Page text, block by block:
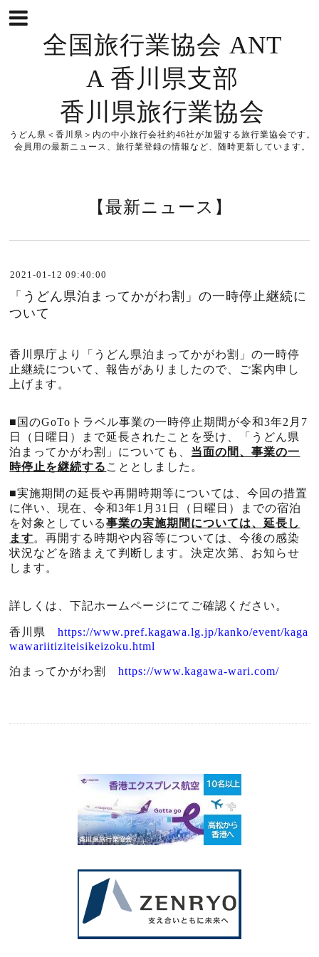
全国旅行業協会 ANT
A 香川県支部
香川県旅行業協会
うどん県＜香川県＞内の中小旅行会社約46社が加盟する旅行業協会です。
会員用の最新ニュース、旅行業登録の情報など、随時更新しています。
【最新ニュース】
2021-01-12 09:40:00
「うどん県泊まってかがわ割」の一時停止継続に
ついて
香川県庁より「うどん県泊まってかがわ割」の一時停
止継続について、報告がありましたので、ご案内申し
上げます。
■国のGoTo トラベル事業の一時停止期間が令和3年2 月 7
日（日曜日）まで延長されたことを受け、「うどん県
泊まってかがわ割」についても、 当面の間、事業の一
時停止を継続する こととしました。
■実施期間の延長や再開時期等については、今回の措置
に伴い、現在、令和3年1 月31 日（日曜日）までの宿泊
を対象としている事業の実施期間については、延長し
ます。再開する時期や内容等については、今後の感染
状況などを踏まえて判断します。決定次第、お知らせ
します。
詳しくは、下記ホームページにてご確認ください。
香川県https://www.pref.kagawa.lg.jp/kanko/event/kaga
wawariitiziteisikeizoku.html
泊まってかがわ割https://www.kagawa-wari.com/